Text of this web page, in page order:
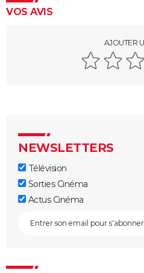
VOS AVIS
AJOUTER
NEWSLETTERS
Télévision
Sorties Cinéma
Actus Cinéma